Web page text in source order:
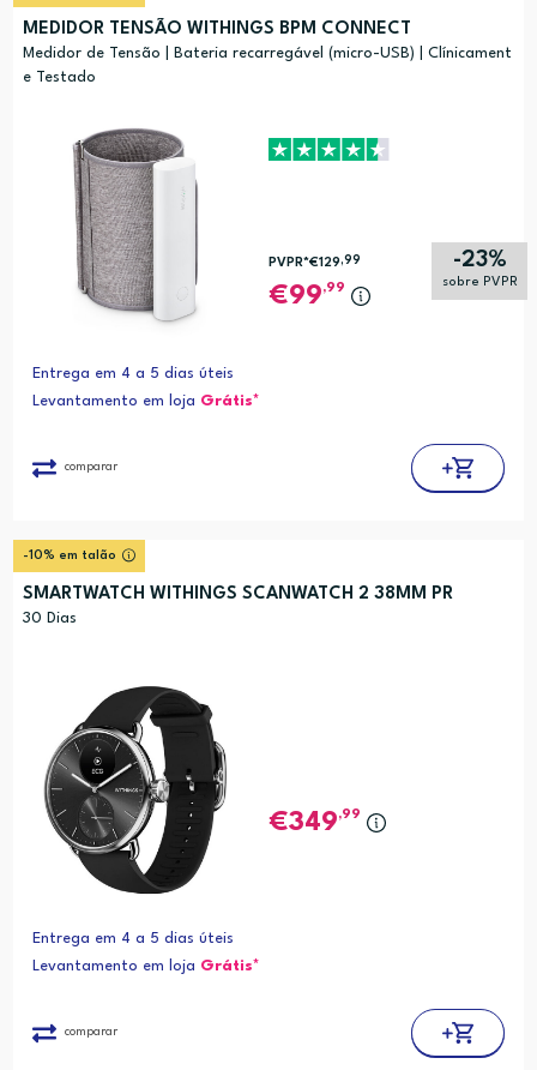
MEDIDOR TENSÃO WITHINGS BPM CONNECT
Medidor de Tensão | Bateria recarregável (micro-USB) | Clínicament
e Testado
-23%
sobre PVPR
PVPR*€129,99
99,99
Entrega em 4 a 5 dias úteis
Levantamento em loja Grátis*
comparar
-10% em talão
SMARTWATCH WITHINGS SCANWATCH 2 38MM PR
30 Dias
349,99
Entrega em 4 a 5 dias úteis
Levantamento em loja Grátis*
comparar